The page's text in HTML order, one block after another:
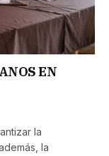
EN
la
la